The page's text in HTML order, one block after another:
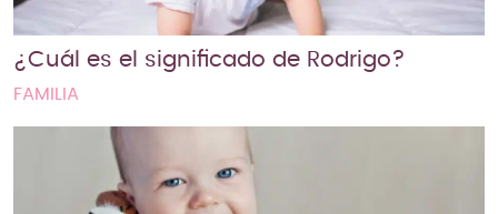
¿Cuál es el significado de Rodrigo?
FAMILIA